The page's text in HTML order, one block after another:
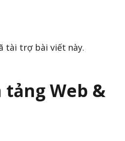
tài trợ bài viết này.
Web &